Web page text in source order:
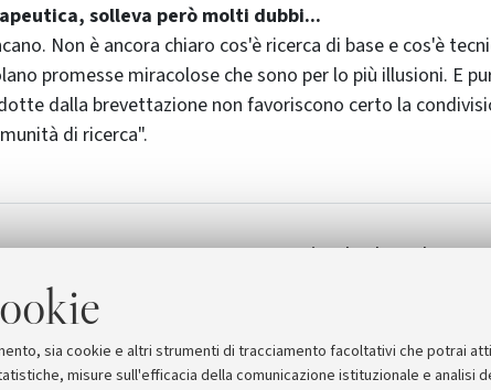
sia cookie e altri strumenti di tracciamento facoltativi che potrai
misure sull'efficacia della comunicazione istituzionale e analisi
solleva però molti dubbi...
Non è ancora chiaro cos'è ricerca di base e cos'è
promesse miracolose che sono per lo più illusioni. E
dalla brevettazione non favoriscono certo la
di ricerca".
Documenti, schede e altro